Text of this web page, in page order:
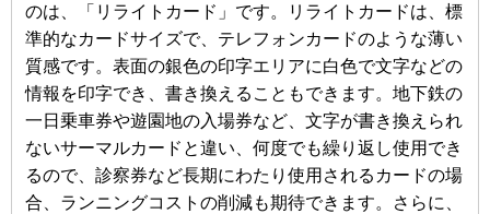
のは、「リライトカード」です。リライトカードは、標
準的なカードサイズで、テレフォンカードのような薄い
質感です。表面の銀色の印字エリアに白色で文字などの
情報を印字でき、書き換えることもできます。地下鉄の
一日乗車券や遊園地の入場券など、文字が書き換えられ
ないサーマルカードと違い、何度でも繰り返し使用でき
るので、診察券など長期にわたり使用されるカードの場
合、ランニングコストの削減も期待できます。さらに、